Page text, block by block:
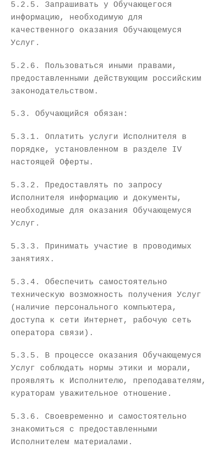
5.2.5. Запрашивать у Обучающегося
информацию, необходимую для
качественного оказания Обучающемуся
Услуг.
5.2.6. Пользоваться иными правами,
предоставленными действующим российским
законодательством.
5.3. Обучающийся обязан:
5.3.1. Оплатить услуги Исполнителя в
порядке, установленном в разделе IV
настоящей Оферты.
5.3.2. Предоставлять по запросу
Исполнителя информацию и документы,
необходимые для оказания Обучающемуся
Услуг.
5.3.3. Принимать участие в проводимых
занятиях.
5.3.4. Обеспечить самостоятельно
техническую возможность получения Услуг
(наличие персонального компьютера,
доступа к сети Интернет, рабочую сеть
оператора связи).
5.3.5. В процессе оказания Обучающемуся
Услуг соблюдать нормы этики и морали,
проявлять к Исполнителю, преподавателям,
кураторам уважительное отношение.
5.3.6. Своевременно и самостоятельно
знакомиться с предоставленными
Исполнителем материалами.